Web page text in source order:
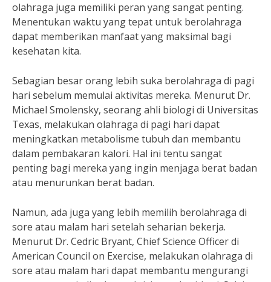
olahraga juga memiliki peran yang sangat penting.
Menentukan waktu yang tepat untuk berolahraga
dapat memberikan manfaat yang maksimal bagi
kesehatan kita.
Sebagian besar orang lebih suka berolahraga di pagi
hari sebelum memulai aktivitas mereka. Menurut Dr.
Michael Smolensky, seorang ahli biologi di Universitas
Texas, melakukan olahraga di pagi hari dapat
meningkatkan metabolisme tubuh dan membantu
dalam pembakaran kalori. Hal ini tentu sangat
penting bagi mereka yang ingin menjaga berat badan
atau menurunkan berat badan.
Namun, ada juga yang lebih memilih berolahraga di
sore atau malam hari setelah seharian bekerja.
Menurut Dr. Cedric Bryant, Chief Science Officer di
American Council on Exercise, melakukan olahraga di
sore atau malam hari dapat membantu mengurangi